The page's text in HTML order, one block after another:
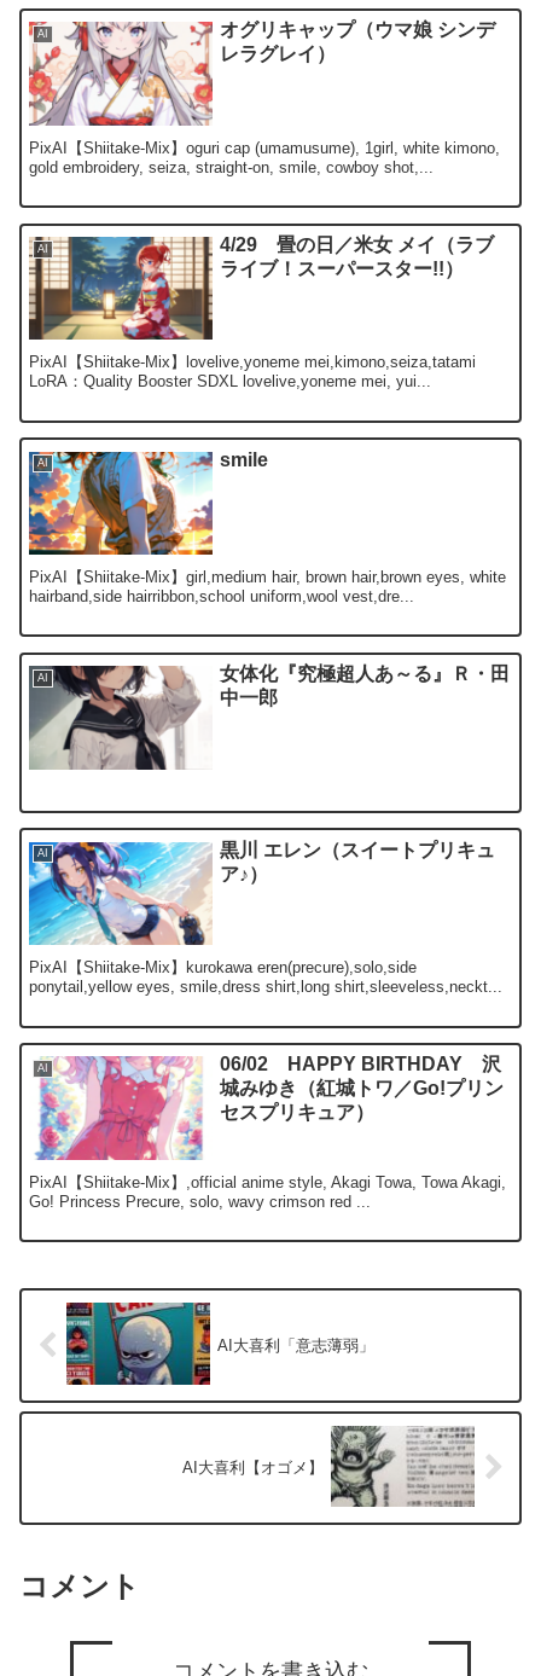
AI
オグリキャップ（ウマ娘 シンデ
レラグレイ）
PixAI【Shiitake-Mix】oguri cap (umamusume), 1girl, white kimono,
gold embroidery, seiza, straight-on, smile, cowboy shot,...
AI
4/29 畳の日／米女 メイ（ラブ
ライブ！スーパースター!!）
PixAI【Shiitake-Mix】lovelive,yoneme mei,kimono,seiza,tatami
LoRA：Quality Booster SDXL lovelive,yoneme mei, yui...
AI smile
PixAI【Shiitake-Mix】girl,medium hair, brown hair,brown eyes, white
hairband,side hairribbon,school uniform,wool vest,dre...
AI
女体化『究極超人あ～る』Ｒ・田
中一郎
AI
黒川 エレン（スイートプリキュ
ア♪）
PixAI【Shiitake-Mix】kurokawa eren(precure),solo,side
ponytail,yellow eyes, smile,dress shirt,long shirt,sleeveless,neckt...
AI
06/02 HAPPY BIRTHDAY 沢
城みゆき（紅城トワ／Go!プリン
セスプリキュア）
PixAI【Shiitake-Mix】,official anime style, Akagi Towa, Towa Akagi,
Go! Princess Precure, solo, wavy crimson red ...
AI大喜利「意志薄弱」
AI大喜利【オゴメ】
コメント
コメントを書き込む